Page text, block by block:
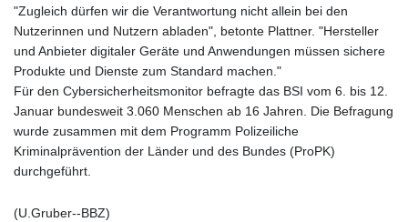
KGS 101.104505
KHR
4681.941823
KMF 492.514185
KRW
1627.677557
KWD 0.356853
KYD 0.960588
"Zugleich dürfen wir die Verantwortung nicht allein bei den
Nutzerinnen und Nutzern abladen", betonte Plattner. "Hersteller
und Anbieter digitaler Geräte und Anwendungen müssen sichere
Produkte und Dienste zum Standard machen."
Für den Cybersicherheitsmonitor befragte das BSI vom 6. bis 12.
Januar bundesweit 3.060 Menschen ab 16 Jahren. Die Befragung
wurde zusammen mit dem Programm Polizeiliche
Kriminalprävention der Länder und des Bundes (ProPK)
durchgeführt.
(U.Gruber--BBZ)